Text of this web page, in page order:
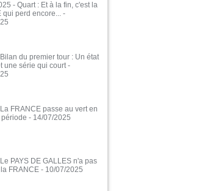
- Quart : Et à la fin, c'est la
qui perd encore... -
du premier tour : Un état
une série qui court -
FRANCE passe au vert en
- 14/07/2025
PAYS DE GALLES n'a pas
FRANCE - 10/07/2025